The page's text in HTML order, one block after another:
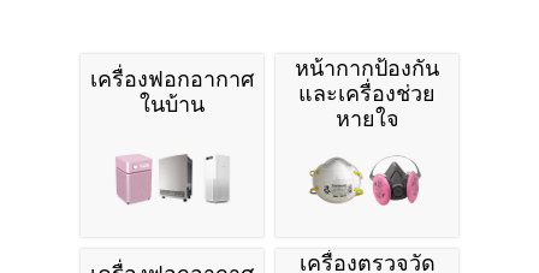
เครื่องฟอกอากาศ
ในบ้าน
หน้ากากป้องกัน
และเครื่องช่วย
หายใจ
เครื่องตรวจวัด